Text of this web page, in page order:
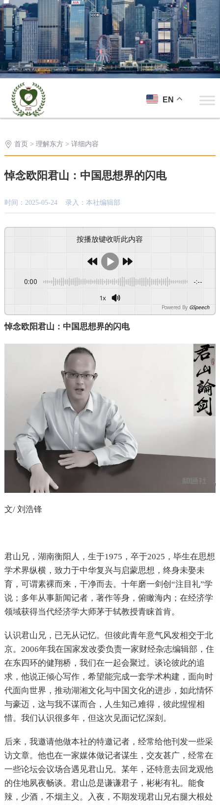
EN
首页 > 理解东方> 详细内容
悼念欧阳君山：中国思想界的闪电
时间：2025-05-24 录入：本社编辑部
按播放键收听此内容
0:00 -:--
1x
Powered By GSpeech
悼念欧阳君山：中国思想界的闪电
文/ 刘浩锋
君山兄，湖南衡阳人，生于1975，卒于2025，毕生在思想
学术界纵横，致力于中华复兴与启蒙思想，终身未娶未
育，可谓素裸而来，干净而去。十年磨一剑创“注目礼”学
说；多年从事新闻记者，著作等身，俯瞰海内；在经济学
领域获得当代经济学大师茅于轼教授青睐首肯。
认识君山兄，已无从记忆。但彼此青年意气风发相交于北
京。2006年我在国家发改委负责一家财经杂志编辑部，住
在东四环的健翔桥，我们在一起会聚过。谈论彼此的追
求，他说正倾心写作，希望能完成一套学术构建，面向时
代面向世界，推动湖湘文化与中国文化的进步，如此情怀
与豪迈，这与我不谋而合，人生知己难得，彼此惺惺相
惜。我们认识很多年，但这次见面记忆深刻。
后来，我邀请他做本社的特邀记者，经常给他刊发一些采
访文章。他也在一家媒体做记者谋生，交友甚广，经常在
一些论坛会议场合遇见君山兄。某年，还特意去回龙观他
的住地夙夜畅谈。君山总是谦谦君子，彬彬有礼。能食
辣，少酒，不烟主义。入夜，不期发现君山兄右腿大根处